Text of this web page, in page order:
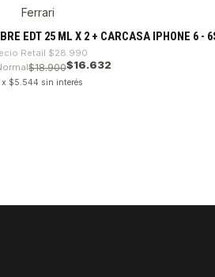
Ferrari
EDT 25 ML X 2 + CARCASA IPHONE 6 -
Retail $28.990
$18.900$16.632
x $5.544 sin interés